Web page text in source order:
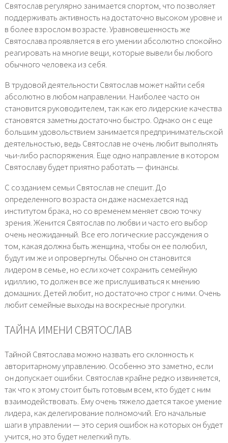
Святослав регулярно занимается спортом, что позволяет
поддерживать активность на достаточно высоком уровне и
в более взрослом возрасте. Уравновешенность же
Святослава проявляется в его умении абсолютно спокойно
реагировать на многие вещи, которые вывели бы любого
обычного человека из себя.
В трудовой деятельности Святослав может найти себя
абсолютно в любом направлении. Наиболее часто он
становится руководителем, так как его лидерские качества
становятся заметны достаточно быстро. Однако он с еще
большим удовольствием занимается предпринимательской
деятельностью, ведь Святослав не очень любит выполнять
чьи-либо распоряжения. Еще одно направление в котором
Святославу будет приятно работать — финансы.
С созданием семьи Святослав не спешит. До
определенного возраста он даже насмехается над
институтом брака, но со временем меняет свою точку
зрения. Женится Святослав по любви и часто его выбор
очень неожиданный. Все его логические рассуждения о
том, какая должна быть женщина, чтобы он ее полюбил,
будут им же и опровергнуты. Обычно он становится
лидером в семье, но если хочет сохранить семейную
идиллию, то должен все же прислушиваться к мнению
домашних. Детей любит, но достаточно строг с ними. Очень
любит семейные выходы на воскресные прогулки.
ТАЙНА ИМЕНИ СВЯТОСЛАВ
Тайной Святослава можно назвать его склонность к
авторитарному управлению. Особенно это заметно, если
он допускает ошибки. Святослав крайне редко извиняется,
так что к этому стоит быть готовым всем, кто будет с ним
взаимодействовать. Ему очень тяжело дается такое умение
лидера, как делегирование полномочий. Его начальные
шаги в управлении — это серия ошибок на которых он будет
учится, но это будет нелегкий путь.